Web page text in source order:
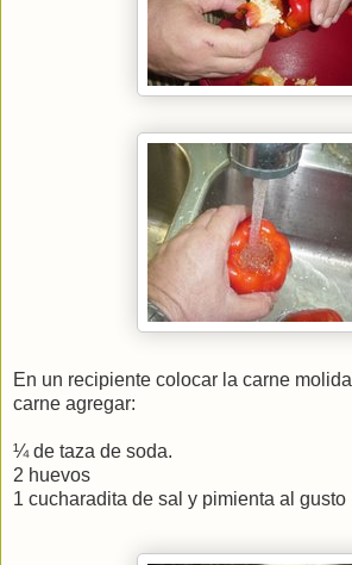
En un recipiente colocar la carne
carne agregar:
¼ de taza de soda.
2 huevos
1 cucharadita de sal y pimienta al gusto